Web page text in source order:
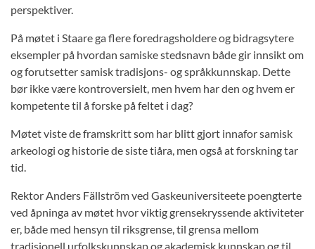
perspektiver.
På møtet i Staare ga flere foredragsholdere og bidragsytere
eksempler på hvordan samiske stedsnavn både gir innsikt om
og forutsetter samisk tradisjons- og språkkunnskap. Dette
bør ikke være kontroversielt, men hvem har den og hvem er
kompetente til å forske på feltet i dag?
Møtet viste de framskritt som har blitt gjort innafor samisk
arkeologi og historie de siste tiåra, men også at forskning tar
tid.
Rektor Anders Fällström ved Gaskeuniversiteete poengterte
ved åpninga av møtet hvor viktig grensekryssende aktiviteter
er, både med hensyn til riksgrense, til grensa mellom
tradisjonell urfolkskunnskap og akademisk kunnskap og til